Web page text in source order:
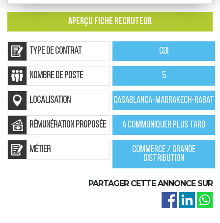
APERÇU FICHE RECRUTEUR
Type de contrat CDI
nombre de poste 5
localisation Casablanca-Marrakech-Rabat
rémunération proposée A communiquer plus tard
Métier
Commerce / Grande
distribution
PARTAGER CETTE ANNONCE SUR